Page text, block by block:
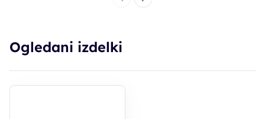
Ogledani izdelki